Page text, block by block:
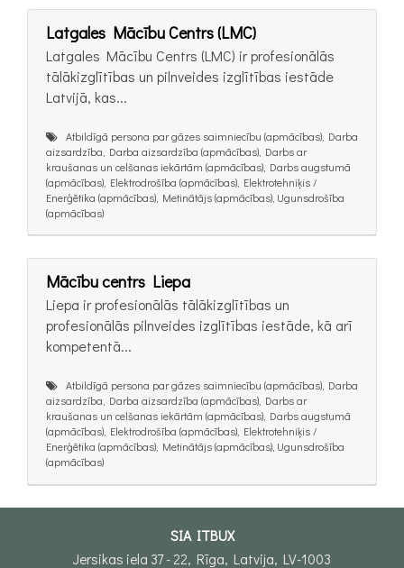
Latgales Mācību Centrs (LMC)
Latgales Mācību Centrs (LMC) ir profesionālās
tālākizglītības un pilnveides izglītības iestāde
Latvijā, kas...
Atbildīgā persona par gāzes saimniecību (apmācības), Darba
aizsardzība, Darba aizsardzība (apmācības), Darbs ar
kraušanas un celšanas iekārtām (apmācības), Darbs augstumā
(apmācības), Elektrodrošība (apmācības), Elektrotehniķis /
Enerģētika (apmācības), Metinātājs (apmācības), Ugunsdrošība
(apmācības)
Mācību centrs Liepa
Liepa ir profesionālās tālākizglītības un
profesionālās pilnveides izglītības iestāde, kā arī
kompetentā...
Atbildīgā persona par gāzes saimniecību (apmācības), Darba
aizsardzība, Darba aizsardzība (apmācības), Darbs ar
kraušanas un celšanas iekārtām (apmācības), Darbs augstumā
(apmācības), Elektrodrošība (apmācības), Elektrotehniķis /
Enerģētika (apmācības), Metinātājs (apmācības), Ugunsdrošība
(apmācības)
SIA ITBUX
Jersikas iela 37 - 22, Rīga, Latvija, LV-1003